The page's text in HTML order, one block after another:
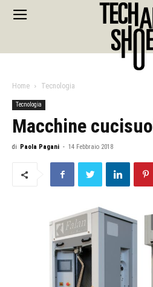
Home Tecnologia
Tecnologia
Macchine
di Paola Pagani - 14 Febbraio 2018